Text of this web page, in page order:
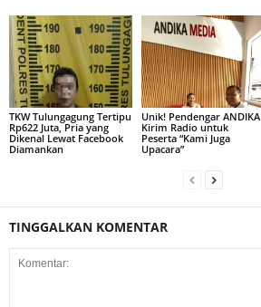
TKW Tulungagung Tertipu
Rp622 Juta, Pria yang
Dikenal Lewat Facebook
Diamankan
Unik! Pendengar ANDIKA
Kirim Radio untuk
Peserta “Kami Juga
Upacara”
TINGGALKAN KOMENTAR